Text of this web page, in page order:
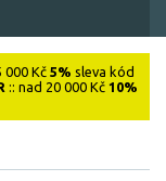
000 Kč 5% sleva kód
:: nad 20 000 Kč 10%